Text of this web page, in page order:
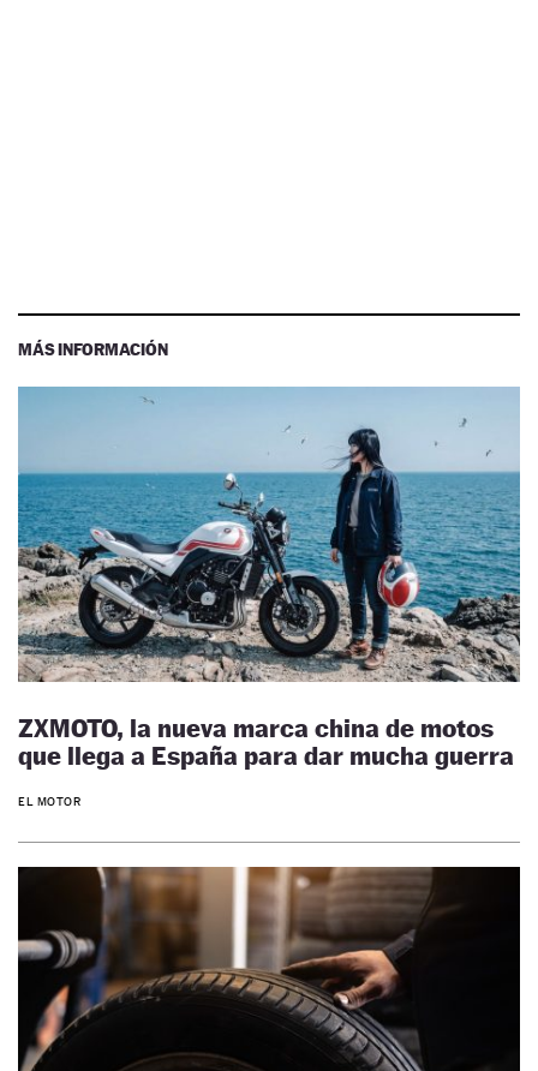
MÁS INFORMACIÓN
ZXMOTO, la nueva marca china de motos
que llega a España para dar mucha guerra
EL MOTOR